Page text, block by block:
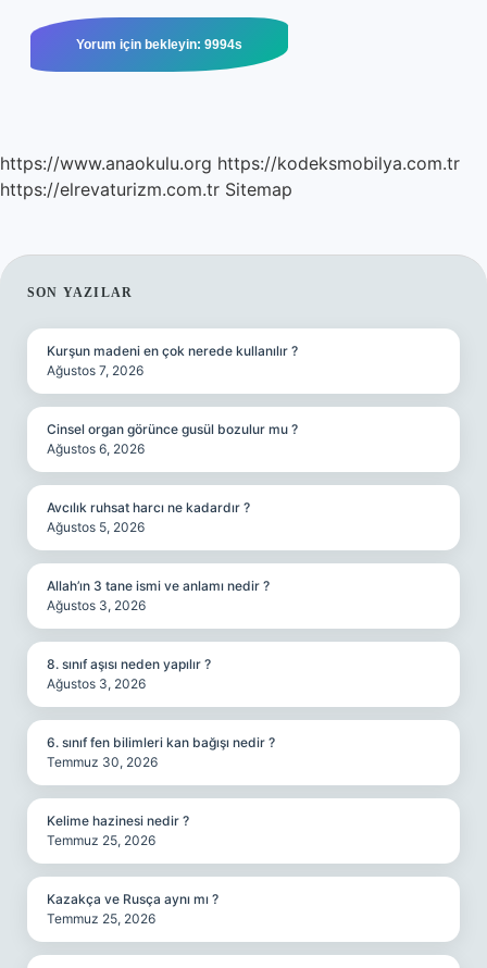
https://www.anaokulu.org https://kodeksmobilya.com.tr
https://elrevaturizm.com.tr Sitemap
SIDEBAR
SON YAZILAR
Kurşun madeni en çok nerede kullanılır ?
Ağustos 7, 2026
Cinsel organ görünce gusül bozulur mu ?
Ağustos 6, 2026
Avcılık ruhsat harcı ne kadardır ?
Ağustos 5, 2026
Allah’ın 3 tane ismi ve anlamı nedir ?
Ağustos 3, 2026
8. sınıf aşısı neden yapılır ?
Ağustos 3, 2026
6. sınıf fen bilimleri kan bağışı nedir ?
Temmuz 30, 2026
Kelime hazinesi nedir ?
Temmuz 25, 2026
Kazakça ve Rusça aynı mı ?
Temmuz 25, 2026